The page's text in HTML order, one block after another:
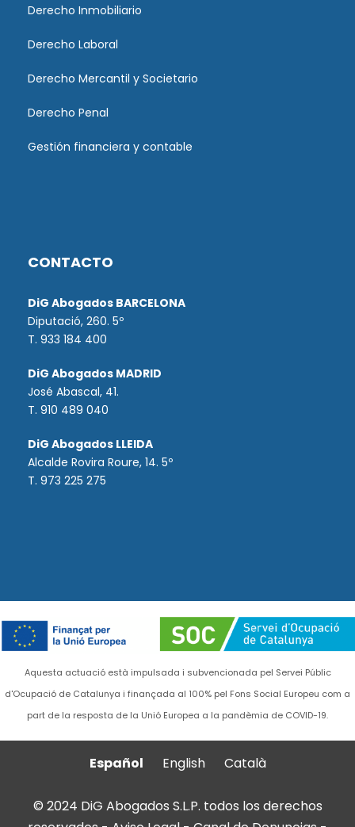
Derecho Inmobiliario
Derecho Laboral
Derecho Mercantil y Societario
Derecho Penal
Gestión financiera y contable
CONTACTO
DiG Abogados BARCELONA
Diputació, 260. 5º
T. 933 184 400
DiG Abogados MADRID
José Abascal, 41.
T. 910 489 040
DiG Abogados LLEIDA
Alcalde Rovira Roure, 14. 5º
T. 973 225 275
Aquesta actuació està impulsada i subvencionada pel Servei Públic
d'Ocupació de Catalunya i finançada al 100% pel Fons Social Europeu com a
part de la resposta de la Unió Europea a la pandèmia de COVID-19.
Español English Català
© 2024 DiG Abogados S.L.P. todos los derechos